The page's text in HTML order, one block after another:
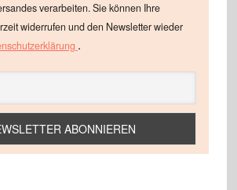
verarbeiten. Sie können Ihre
widerrufen und den Newsletter wieder
.